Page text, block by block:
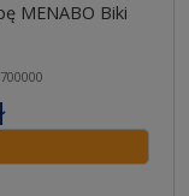
MENABO Biki